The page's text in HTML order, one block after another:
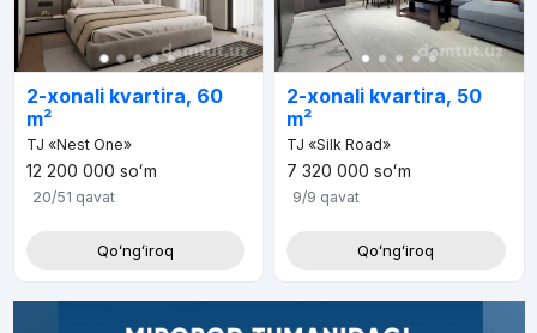
2-xonali kvartira, 60
m²
TJ «Nest One»
12 200 000 soʻm
20/51 qavat
Qoʻngʻiroq
2-xonali kvartira, 50
m²
TJ «Silk Road»
7 320 000 soʻm
9/9 qavat
Qoʻngʻiroq